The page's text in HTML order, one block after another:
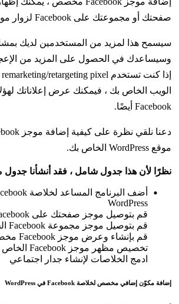
صفحتك أو مجموعتك على Facebook لزوار موقعك.
سيسمح هذا لمزيد من المستخدمين لديك
الويب الخاص بك ، فيمكنك عرض إعلاناتك
Facebook أيضًا.
موقع WordPress الخاص بك.
نظرًا لأن هذا جدول شامل ، فقد أنشأنا
WordPress
قم بتوصيل موجز صفحتك على Facebook بـ WordPress
قم بتوصيل موجز مجموعة Facebook الخاص بك بـ WordPress
قم بإنشاء وعرض موجز Facebook مخصص في WordPress
تخصيص مظهر موجز Facebook الخاص بك في WordPress
ادمج الخلاصات لإنشاء جدار اجتماعي
إضافة مكوّن إضافي مخصص لخلاصة Facebook في WordPress